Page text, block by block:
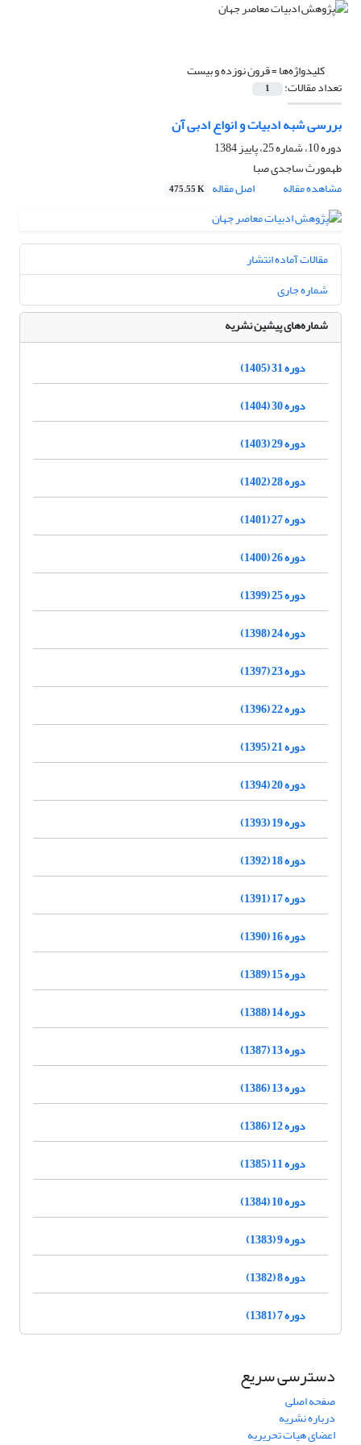
کلیدواژه‌ها =قرون نوزده و بیست
تعداد مقالات: 1
بررسی شبه ادبیات و انواع ادبی آن
دوره 10، شماره 25، پاییز 1384
طهمورث ساجدى صبا
مشاهده مقاله
اصل مقاله 475.55 K
مقالات آماده انتشار
شماره جاری
شماره‌های پیشین نشریه
دوره 31 (1405)
دوره 30 (1404)
دوره 29 (1403)
دوره 28 (1402)
دوره 27 (1401)
دوره 26 (1400)
دوره 25 (1399)
دوره 24 (1398)
دوره 23 (1397)
دوره 22 (1396)
دوره 21 (1395)
دوره 20 (1394)
دوره 19 (1393)
دوره 18 (1392)
دوره 17 (1391)
دوره 16 (1390)
دوره 15 (1389)
دوره 14 (1388)
دوره 13 (1387)
دوره 13 (1386)
دوره 12 (1386)
دوره 11 (1385)
دوره 10 (1384)
دوره 9 (1383)
دوره 8 (1382)
دوره 7 (1381)
دسترسی سریع
صفحه اصلی
درباره نشریه
اعضای هیات تحریریه